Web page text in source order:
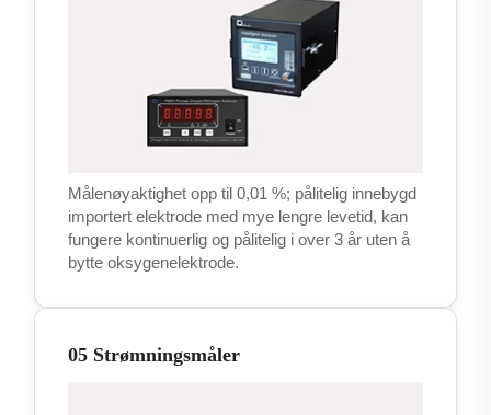
Målenøyaktighet opp til 0,01 %; pålitelig innebygd
importert elektrode med mye lengre levetid, kan
fungere kontinuerlig og pålitelig i over 3 år uten å
bytte oksygenelektrode.
05 Strømningsmåler